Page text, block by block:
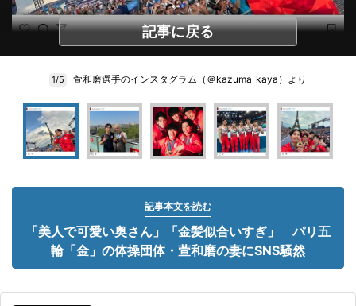
記事に戻る
1/5 萱和磨選手のインスタグラム（＠kazuma_kaya）より
記事本文を読む
「美人で可愛い奥さん」「金髪似合いすぎ」 パリ五
輪「金」の体操団体・萱和磨の妻にSNS騒然